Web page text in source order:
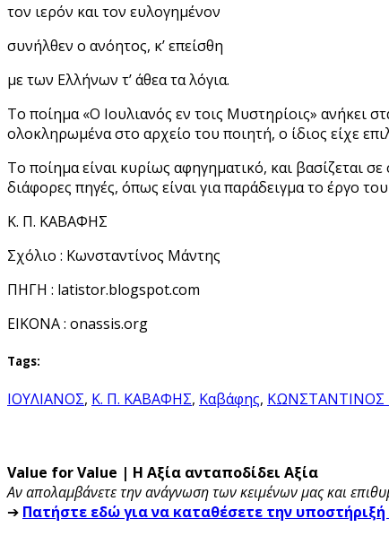
τον ιερόν και τον ευλογημένον
συνήλθεν ο ανόητος, κ’ επείσθη
με των Ελλήνων τ’ άθεα τα λόγια.
Το ποίημα «Ο Ιουλιανός εν τοις Μυστηρίοις» ανήκει
ολοκληρωμένα στο αρχείο του ποιητή, ο ίδιος είχε
Το ποίημα είναι κυρίως αφηγηματικό, και βασίζεται
διάφορες πηγές, όπως είναι για παράδειγμα το έργο
Κ. Π. ΚΑΒΑΦΗΣ
Σχόλιο : Κωνσταντίνος Μάντης
ΠΗΓΗ : latistor.blogspot.com
EIKONA : onassis.org
Tags:
ΙΟΥΛΙΑΝΟΣ, Κ. Π. ΚΑΒΑΦΗΣ, Καβάφης, ΚΩΝΣΤΑΝΤΙΝΟΣ
Value for Value | Η Αξία ανταποδίδει Αξία
Αν απολαμβάνετε την ανάγνωση των κειμένων μας και
➔ Πατήστε εδώ για να καταθέσετε την υποστήριξή